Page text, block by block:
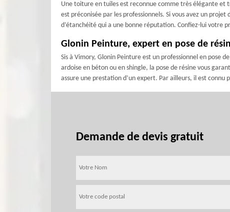
Une toiture en tuiles est reconnue comme très élégante et
est préconisée par les professionnels. Si vous avez un
d’étanchéité qui a une bonne réputation. Confiez-lui votre
Glonin Peinture, expert en pose de
Sis à Vimory, Glonin Peinture est un professionnel en pose
ardoise en béton ou en shingle, la pose de résine vous
assure une prestation d’un expert. Par ailleurs, il est connu
Demande de devis gratuit